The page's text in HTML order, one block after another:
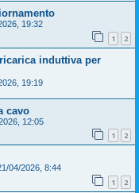
19:32
1 2
induttiva per
19:19
cavo
12:05
1 2
04/2026, 8:44
1 2